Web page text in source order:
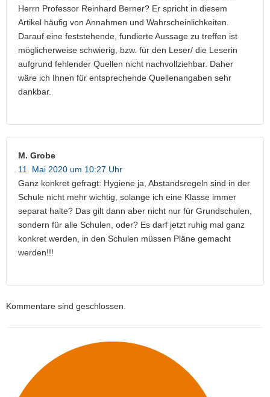
Herrn Professor Reinhard Berner? Er spricht in diesem
Artikel häufig von Annahmen und Wahrscheinlichkeiten.
Darauf eine feststehende, fundierte Aussage zu treffen ist
möglicherweise schwierig, bzw. für den Leser/ die Leserin
aufgrund fehlender Quellen nicht nachvollziehbar. Daher
wäre ich Ihnen für entsprechende Quellenangaben sehr
dankbar.
M. Grobe
11. Mai 2020 um 10:27 Uhr
Ganz konkret gefragt: Hygiene ja, Abstandsregeln sind in der
Schule nicht mehr wichtig, solange ich eine Klasse immer
separat halte? Das gilt dann aber nicht nur für Grundschulen,
sondern für alle Schulen, oder? Es darf jetzt ruhig mal ganz
konkret werden, in den Schulen müssen Pläne gemacht
werden!!!
Kommentare sind geschlossen.